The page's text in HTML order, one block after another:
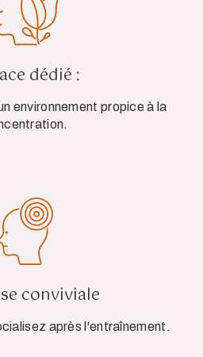
dédié :
environnement propice à la
conviviale
après l'entraînement.